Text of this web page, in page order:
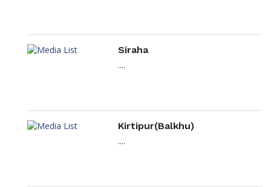
Siraha
....
Kirtipur(Balkhu)
....